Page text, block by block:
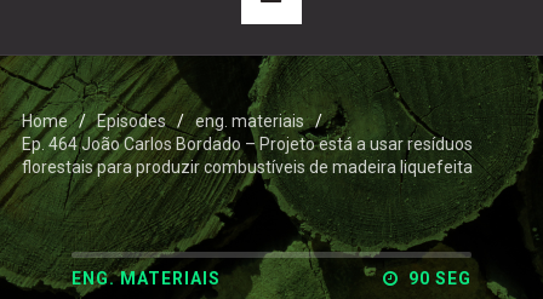
Home Episodes
eng. materiais
Ep. 464 João Carlos Bordado – Projeto está a usar resíduos
florestais para produzir combustíveis de madeira liquefeita
ENG. MATERIAIS 90 SEG